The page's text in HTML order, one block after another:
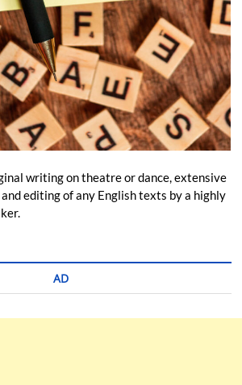
writing on theatre or dance, extensive
editing of any English texts by a highly
AD